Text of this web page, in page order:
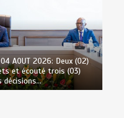
04 AOUT 2026: Deux (02)
et écouté trois (03)
décisions…